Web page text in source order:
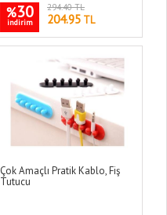
%30
indirim
294.40 TL
204.95 TL
Çok Amaçlı Pratik Kablo, Fiş
Tutucu